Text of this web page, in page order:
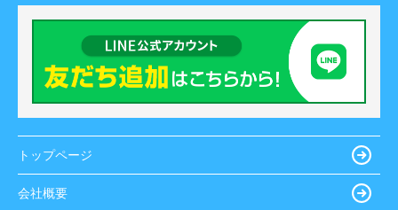
トップページ
会社概要